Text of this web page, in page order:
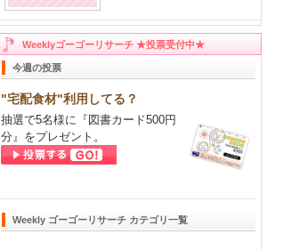
Weeklyゴーゴーリサーチ ★投票受付中★
今週の投票
"宅配食材"利用してる？
抽選で5名様に『図書カード500円
分』をプレゼント。
Weekly ゴーゴーリサーチ カテゴリ一覧